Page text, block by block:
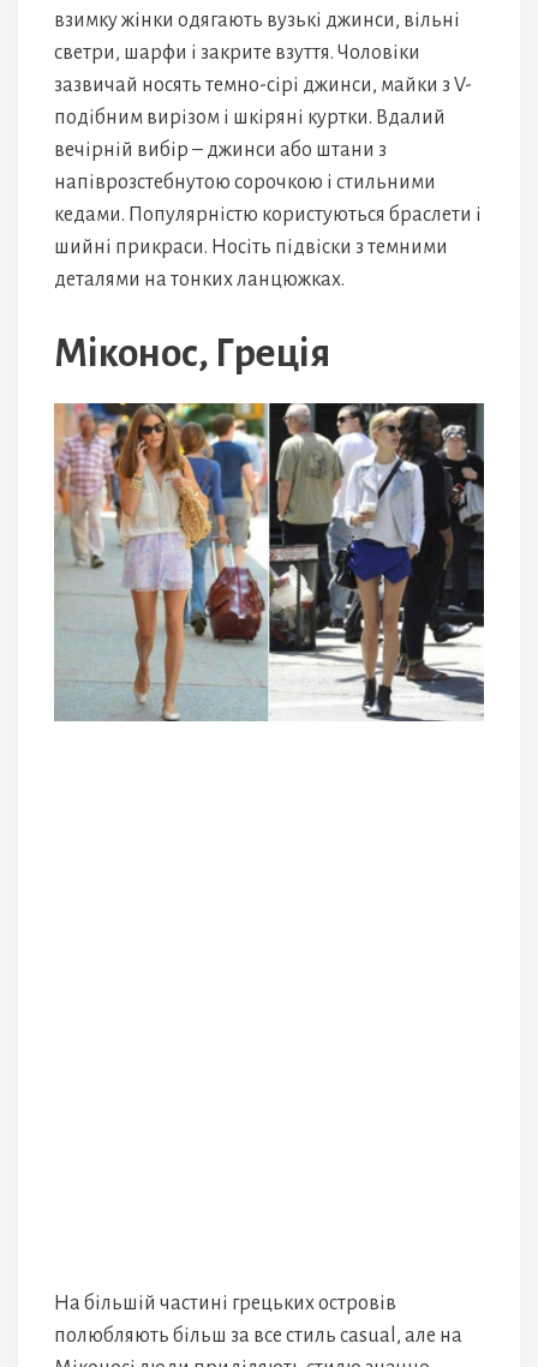
взимку жінки одягають вузькі джинси, вільні
светри, шарфи і закрите взуття. Чоловіки
зазвичай носять темно-сірі джинси, майки з V-
подібним вирізом і шкіряні куртки. Вдалий
вечірній вибір – джинси або штани з
напіврозстебнутою сорочкою і стильними
кедами. Популярністю користуються браслети і
шийні прикраси. Носіть підвіски з темними
деталями на тонких ланцюжках.
Міконос, Греція
На більшій частині грецьких островів
полюбляють більш за все стиль casual, але на